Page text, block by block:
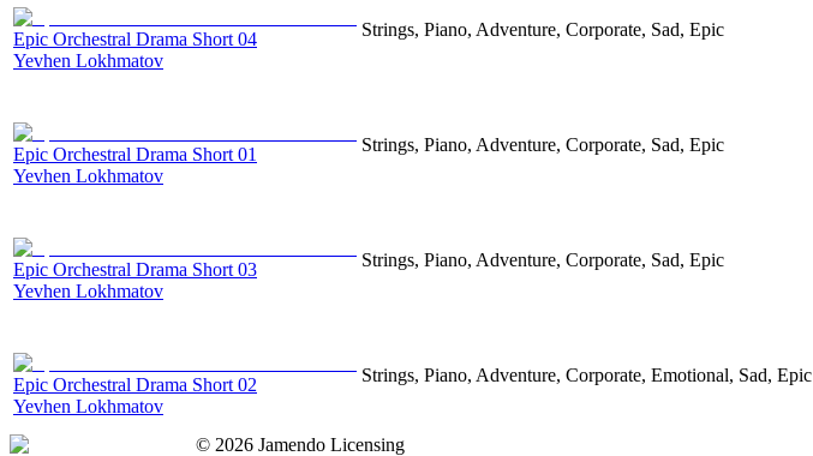
Epic Orchestral Drama Short 04
Yevhen Lokhmatov
Strings, Piano, Adventure, Corporate, Sad, Epic
Epic Orchestral Drama Short 01
Yevhen Lokhmatov
Strings, Piano, Adventure, Corporate, Sad, Epic
Epic Orchestral Drama Short 03
Yevhen Lokhmatov
Strings, Piano, Adventure, Corporate, Sad, Epic
Epic Orchestral Drama Short 02
Yevhen Lokhmatov
Strings, Piano, Adventure, Corporate, Emotional, Sad, Epic
© 2026 Jamendo Licensing